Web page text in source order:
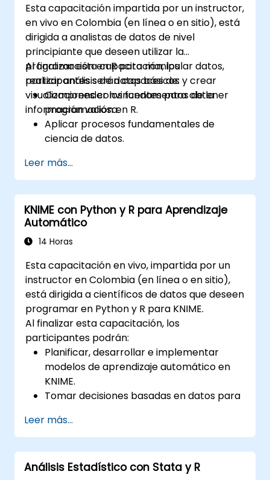
Esta capacitación impartida por un instructor,
en vivo en Colombia (en línea o en sitio), está
dirigida a analistas de datos de nivel
principiante que deseen utilizar la
programación en R para manipular datos,
realizar análisis de datos básicos y crear
visualizaciones convincentes para obtener
información valiosa.
Al finalizar esta capacitación, los
participantes serán capaces de:
Comprender los fundamentos de la
programación en R.
Aplicar procesos fundamentales de
ciencia de datos.
datos.
Leer más...
KNIME con Python y R para Aprendizaje
Automático
14 Horas
Esta capacitación en vivo, impartida por un
instructor en Colombia (en línea o en sitio),
está dirigida a científicos de datos que deseen
programar en Python y R para KNIME.
Al finalizar esta capacitación, los
participantes podrán:
Planificar, desarrollar e implementar
modelos de aprendizaje automático en
KNIME.
Tomar decisiones basadas en datos para
Ejecutar proyectos de ciencia de datos
de principio a fin.
Leer más...
Análisis Estadístico con Stata y R